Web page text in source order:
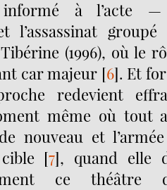
à l’acte —
l’assassinat
(1996), où le
car majeur [6]. Et
redevient
même où tout
nouveau et
[7], quand elle
ce théâtre